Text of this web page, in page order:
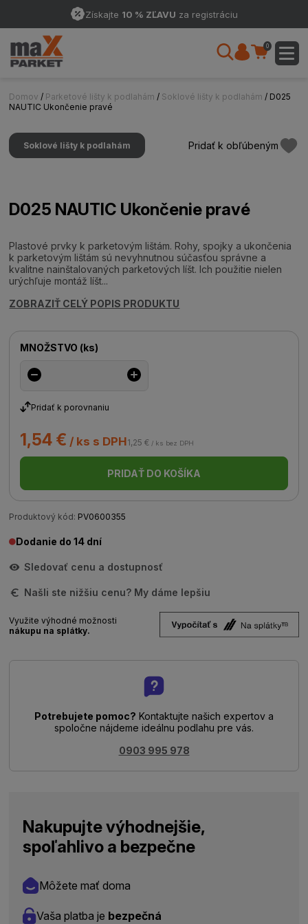
Získajte 10 % ZĽAVU za registráciu
0
Domov / Parketové lišty k podlahám / Soklové lišty k podlahám / D025
NAUTIC Ukončenie pravé
Soklové lišty k podlahám Pridať k obľúbeným
D025 NAUTIC Ukončenie pravé
Plastové prvky k parketovým lištám. Rohy, spojky a ukončenia
k parketovým lištám sú nevyhnutnou súčasťou správne a
kvalitne nainštalovaných parketových líšt. Ich použitie nielen
urýchľuje montáž líšt...
ZOBRAZIŤ CELÝ POPIS PRODUKTU
MNOŽSTVO (ks)
Pridať k porovnaniu
1,54 € / ks s DPH1,25 € / ks bez DPH
PRIDAŤ DO KOŠÍKA
Produktový kód: PV0600355
Dodanie do 14 dní
Sledovať cenu a dostupnosť
Našli ste nižšiu cenu? My dáme lepšiu
Využite výhodné možnosti
nákupu na splátky.
Potrebujete pomoc? Kontaktujte našich expertov a
spoločne nájdeme ideálnu podlahu pre vás.
0903 995 978
Nakupujte výhodnejšie,
spoľahlivo a bezpečne
Môžete mať doma
Vaša platba je bezpečná